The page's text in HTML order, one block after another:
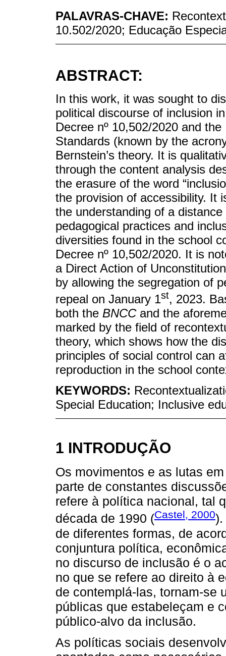
PALAVRAS-CHAVE:
10.502/2020; Educação
ABSTRACT:
In this work, it was sought to
political discourse of inclusion
Decree nº 10,502/2020 and
Standards (known by the
Bernstein’s theory. It is
through the content analysis
the erasure of the word
the provision of accessibility. It
the understanding of a
pedagogical practices and
diversities found in the school
Decree nº 10,502/2020. It is
a Direct Action of
by allowing the segregation of
repeal on January 1st, 2023.
both the BNCCand the
marked by the field of
theory, which shows how the
principles of social control can
reproduction in the school
KEYWORDS:
Special Education; Inclusive
1 INTRODUÇÃO
Os movimentos e as lutas
parte de constantes
refere à política nacional, tal
década de 1990 (Castel, 2000).
de diferentes formas, de
conjuntura política,
no discurso de inclusão é o
no que se refere ao direito à
de contemplá-las, tornam-se
públicas que estabeleçam e
público-alvo da inclusão.
As políticas sociais